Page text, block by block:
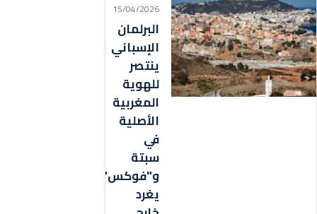
15/04/2026
البرلمان
الإسباني
ينتصر
للهوية
المغربية
الأصلية
في
سبتة
و"فوكس"
يغرد